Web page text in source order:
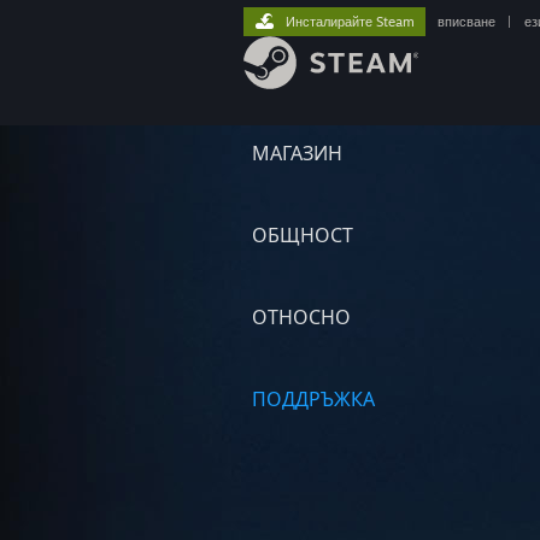
МАГАЗИН
ОБЩНОСТ
ОТНОСНО
ПОДДРЪЖКА
Инсталирайте Steam вписване